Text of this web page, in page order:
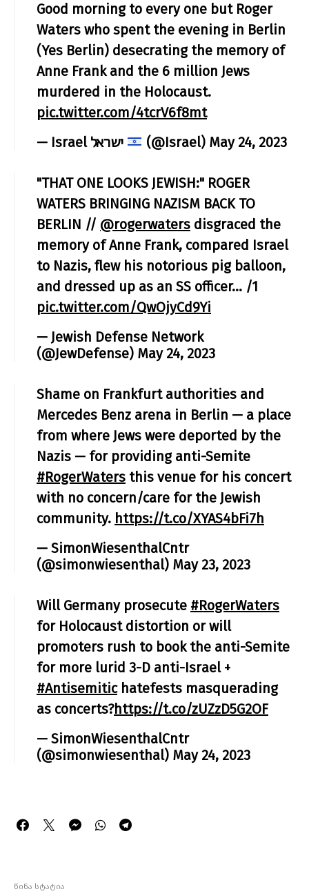
Good morning to every one but Roger
Waters who spent the evening in Berlin
(Yes Berlin) desecrating the memory of
Anne Frank and the 6 million Jews
murdered in the Holocaust.
pic.twitter.com/4tcrV6f8mt
(@Israel) May 24, 2023
"THAT ONE LOOKS JEWISH:" ROGER
WATERS BRINGING NAZISM BACK TO
BERLIN // @rogerwaters disgraced the
memory of Anne Frank, compared Israel
to Nazis, flew his notorious pig balloon,
and dressed up as an SS officer… /1
pic.twitter.com/QwOjyCd9Yi
— Jewish Defense Network
(@JewDefense) May 24, 2023
Shame on Frankfurt authorities and
Mercedes Benz arena in Berlin — a place
from where Jews were deported by the
Nazis — for providing anti-Semite
#RogerWaters this venue for his concert
with no concern/care for the Jewish
community. https://t.co/XYAS4bFi7h
— SimonWiesenthalCntr
(@simonwiesenthal) May 23, 2023
Will Germany prosecute #RogerWaters
for Holocaust distortion or will
promoters rush to book the anti-Semite
for more lurid 3-D anti-Israel +
#Antisemitichatefests masquerading
as concerts?https://t.co/zUZzD5G2OF
— SimonWiesenthalCntr
(@simonwiesenthal) May 24, 2023
წინა სტატია